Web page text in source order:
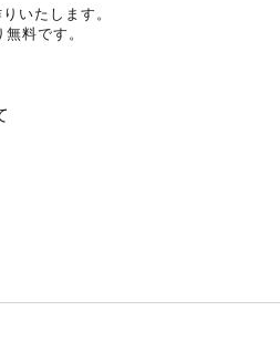
いたします。
料です。